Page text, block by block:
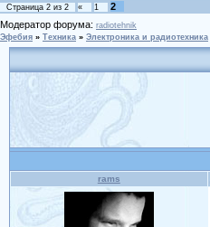
Страница 2 из 2 « 1
2
Модератор форума: radiotehnik
Эфебия » Техника » Электроника и радиотехника
rams